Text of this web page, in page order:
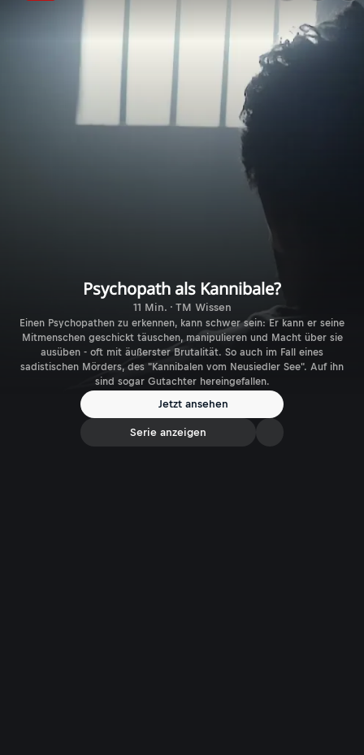
Psychopath als Kannibale?
11 Min. · TM Wissen
Einen Psychopathen zu erkennen, kann schwer sein: Er kann er seine
Mitmenschen geschickt täuschen, manipulieren und Macht über sie
ausüben - oft mit äußerster Brutalität. So auch im Fall eines
sadistischen Mörders, des "Kannibalen vom Neusiedler See". Auf ihn
sind sogar Gutachter hereingefallen.
Jetzt ansehen
Serie anzeigen